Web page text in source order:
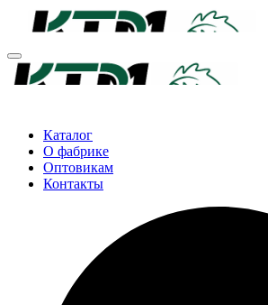
Каталог
О фабрике
Оптовикам
Контакты